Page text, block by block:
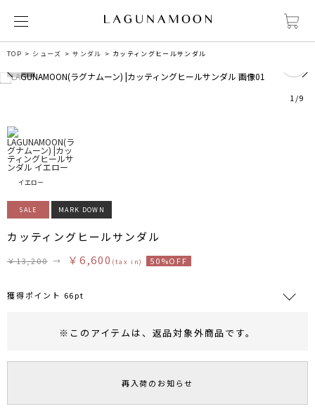
TOP シューズ サンダル カッティングヒールサンダル
1 /9
イエロー
SALE MARK DOWN
カッティングヒールサンダル
￥13,200 → ￥6,600 (tax in) 50%OFF
獲得ポイント 66pt
旧 MS PASSPORTポイント
66ポイント獲得
※このアイテムは、 返品対象外商品です。
再入荷のお知らせ